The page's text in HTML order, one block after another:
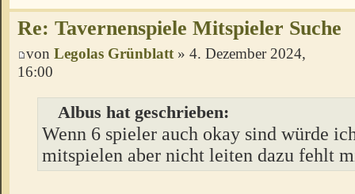
Re: Tavernenspiele Mitspieler Suche
von Legolas Grünblatt» 4. Dezember 2024,
16:00
Albus hat geschrieben:
Wenn 6 spieler auch okay sind würde
mitspielen aber nicht leiten dazu fehlt